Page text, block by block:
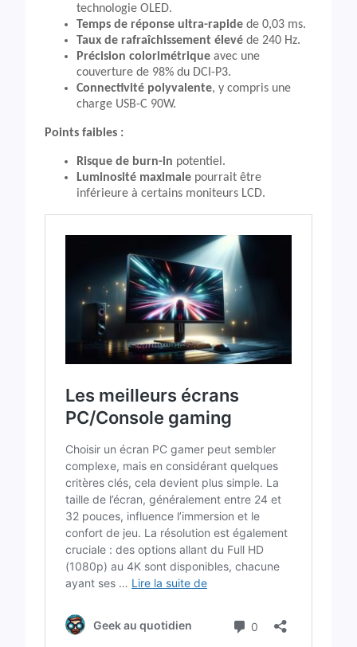
technologie OLED.
Temps de réponse ultra-rapide de 0,03 ms.
Taux de rafraîchissement élevé de 240 Hz.
Précision colorimétrique avec une
couverture de 98% du DCI-P3.
Connectivité polyvalente, y compris une
charge USB-C 90W.
Points faibles :
Risque de burn-in potentiel.
Luminosité maximale pourrait être
inférieure à certains moniteurs LCD.